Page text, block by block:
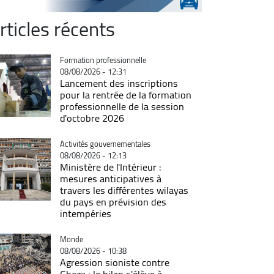
récents
Catégorie
Formation professionnelle
08/08/2026 - 12:31
Lancement des inscriptions
pour la rentrée de la formation
professionnelle de la session
d'octobre 2026
Catégorie
Activités gouvernementales
08/08/2026 - 12:13
Ministère de l'Intérieur :
mesures anticipatives à
travers les différentes wilayas
du pays en prévision des
intempéries
Catégorie
Monde
08/08/2026 - 10:38
Agression sioniste contre